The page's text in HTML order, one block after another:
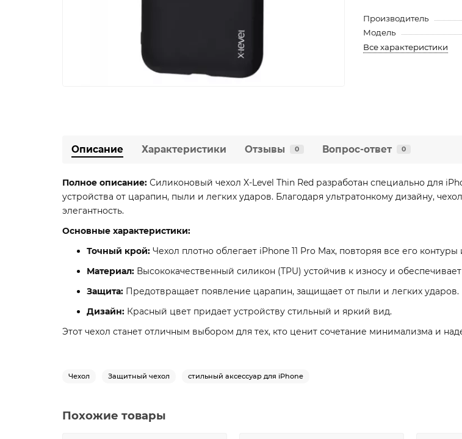
Производитель
Модель
Все характеристики
Описание Характеристики Отзывы 0 Вопрос-ответ 0
Полное описание: Силиконовый чехол X-Level Thin Red разработан специально для
устройства от царапин, пыли и легких ударов. Благодаря ультратонкому дизайну,
элегантность.
Основные характеристики:
Точный крой: Чехол плотно облегает iPhone 11 Pro Max, повторяя все его
Материал: Высококачественный силикон (TPU) устойчив к износу и
Защита: Предотвращает появление царапин, защищает от пыли и легких ударов.
Дизайн: Красный цвет придает устройству стильный и яркий вид.
Этот чехол станет отличным выбором для тех, кто ценит сочетание минимализма и
Чехол Защитный чехол стильный аксессуар для iPhone
Похожие товары